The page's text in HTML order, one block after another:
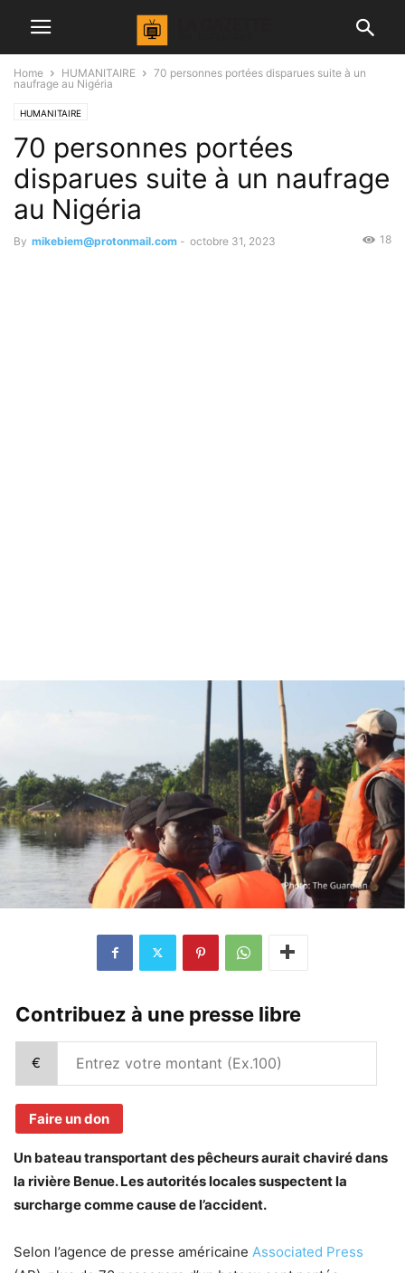
Home HUMANITAIRE
70 personnes portées disparues suite à un
naufrage au Nigéria
HUMANITAIRE
70 personnes portées
disparues suite à un naufrage
au Nigéria
By mikebiem@protonmail.com - octobre 31, 2023 18
Contribuez à une presse libre
€
Faire un don
Un bateau transportant des pêcheurs aurait chaviré dans
la rivière Benue. Les autorités locales suspectent la
surcharge comme cause de l’accident.
Selon l’agence de presse américaine Associated Press